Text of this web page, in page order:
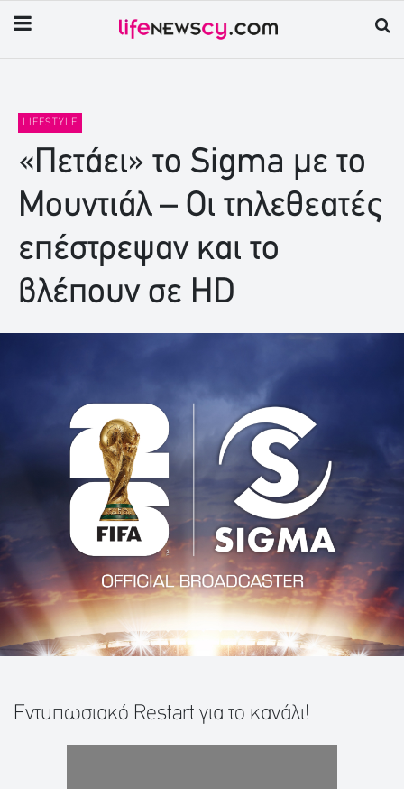
LIFESTYLE
«Πετάει» το Sigma με το
Μουντιάλ – Οι τηλεθεατές
επέστρεψαν και το
βλέπουν σε HD
Εντυπωσιακό Restart για το κανάλι!